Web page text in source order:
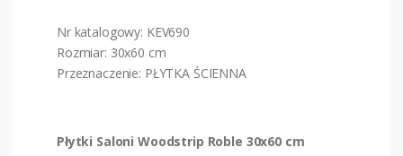
Nr katalogowy: KEV690
Rozmiar: 30x60 cm
Przeznaczenie: PŁYTKA ŚCIENNA
Płytki Saloni Woodstrip Roble 30x60 cm